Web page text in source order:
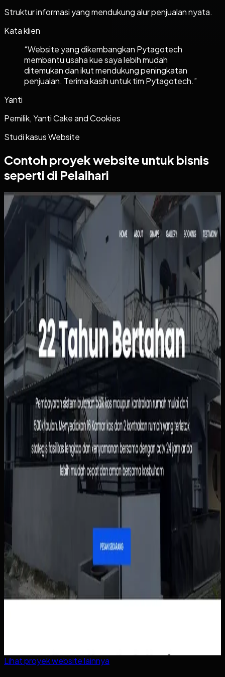
Struktur informasi yang mendukung alur penjualan nyata.
Kata klien
“Website yang dikembangkan Pytagotech
membantu usaha kue saya lebih mudah
ditemukan dan ikut mendukung peningkatan
penjualan. Terima kasih untuk tim Pytagotech.”
Yanti
Pemilik, Yanti Cake and Cookies
Studi kasusWebsite
Contoh proyekwebsite untuk bisnis
seperti di Pelaihari
Kos Bu Ham
Kos Bu Ham
Sebelumnya
Status kamar, pembayaran, dan data penghuni masih
dipantau manual sehingga rawan tertinggal atau salah
catat. Calon penghuni juga harus bertanya satu per satu
hanya untuk mengetahui ketersediaan, harga, atau
fasilitas kamar.
Yang kami bangun
Kami menyusun website dengan informasi kamar yang
jelas, alur pemesanan yang sederhana, dan dasbor
pengelolaan penghuni serta pembayaran. Pemilik bisa
melihat status sewa dengan lebih cepat, sementara calon
penghuni tidak perlu menunggu chat manual untuk
informasi dasar.
Baca studi kasus lengkap
Lihat proyekwebsitelainnya